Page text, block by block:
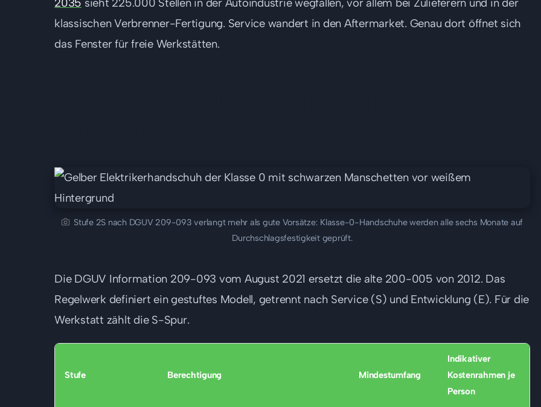
2035 sieht 225.000 Stellen in der Autoindustrie wegfallen, vor allem bei Zulieferern und in der
klassischen Verbrenner-Fertigung. Service wandert in den Aftermarket. Genau dort öffnet sich
das Fenster für freie Werkstätten.
Stufe 2S nach DGUV 209-093 verlangt mehr als gute Vorsätze: Klasse-0-Handschuhe werden alle sechs Monate auf
Durchschlagsfestigkeit geprüft.
Die DGUV Information 209-093 vom August 2021 ersetzt die alte 200-005 von 2012. Das
Regelwerk definiert ein gestuftes Modell, getrennt nach Service (S) und Entwicklung (E). Für die
Werkstatt zählt die S-Spur.
Stufe Berechtigung Mindestumfang
Indikativer
Kostenrahmen je
Person